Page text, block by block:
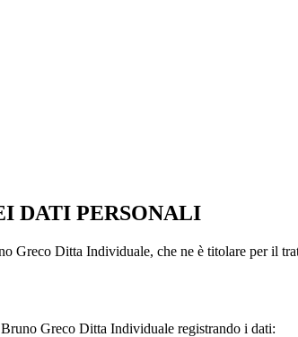
DATI PERSONALI
Greco Ditta Individuale, che ne è titolare per il
Greco Ditta Individuale registrando i dati: